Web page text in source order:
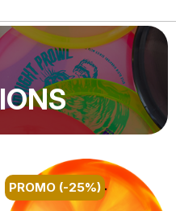
PROMO (-25%)